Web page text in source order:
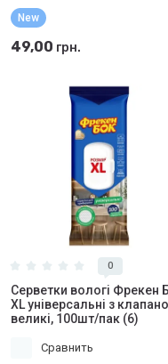
New
49,00 грн.
0
Серветки вологі Фрекен
XL універсальні з
великі, 100шт/пак (6)
Сравнить